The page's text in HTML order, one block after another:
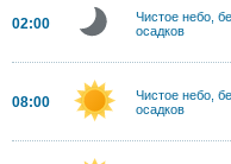
02:00
Чистое небо,
осадков
08:00
Чистое небо,
осадков